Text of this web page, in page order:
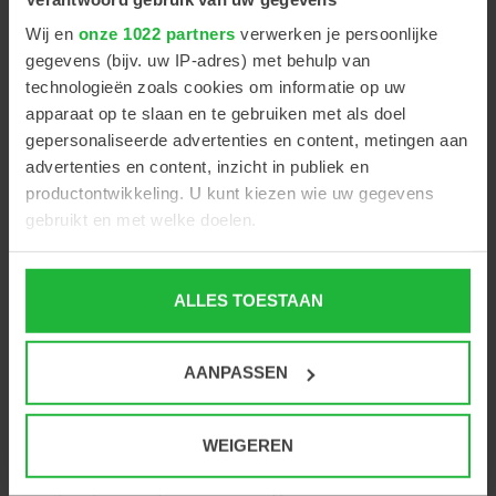
Wij en onze 1022 partners verwerken je persoonlijke
gegevens (bijv. uw IP-adres) met behulp van
technologieën zoals cookies om informatie op uw
apparaat op te slaan en te gebruiken met als doel
gepersonaliseerde advertenties en content, metingen aan
advertenties en content, inzicht in publiek en
productontwikkeling. U kunt kiezen wie uw gegevens
gebruikt en met welke doelen.
Als u het toestaat, willen we ook graag:
Informatie verzamelen over uw geografische locatie,
die tot een paar meter nauwkeurig kan zijn
op specifieke eigenschappen (fingerprinting)
Lees meer over hoe uw persoonlijke gegevens worden
verwerkt en stel uw voorkeuren in het
ALLES TOESTAAN
AANPASSEN
WEIGEREN
Raadplegen van de Medmont database op elke
gewenste computer
Met de Medmont Studio netwerklicentie kunt u de
op welke computer u maar wenst. Opties uitbreiding 1